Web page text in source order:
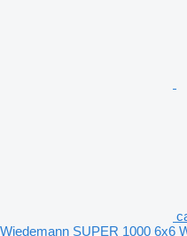
Wiedemann SUPER 1000 6x6